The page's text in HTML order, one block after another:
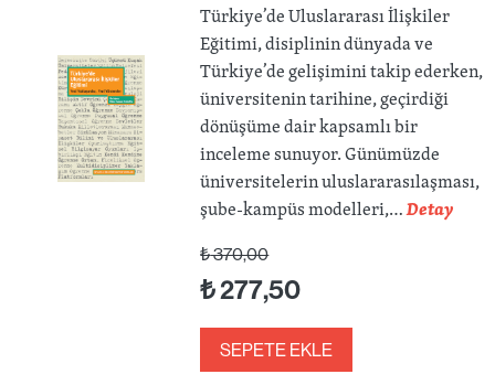
Türkiye’de Uluslararası İlişkiler
Eğitimi, disiplinin dünyada ve
Türkiye’de gelişimini takip ederken,
üniversitenin tarihine, geçirdiği
dönüşüme dair kapsamlı bir
inceleme sunuyor. Günümüzde
üniversitelerin uluslararasılaşması,
şube-kampüs modelleri,…Detay
₺370,00
₺277,50
SEPETE EKLE